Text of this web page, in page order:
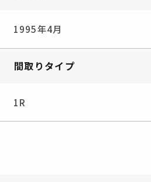
1995年4月
間取りタイプ
1R